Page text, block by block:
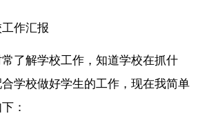
作汇报
了解学校工作，知道学校在抓什
学校做好学生的工作，现在我简单
：